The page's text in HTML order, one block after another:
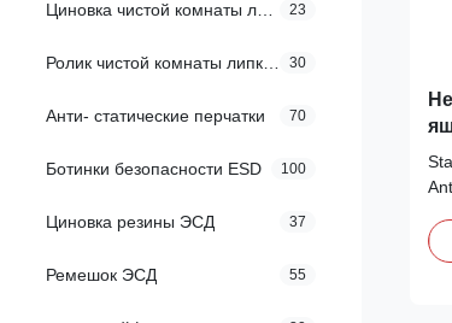
23
30
Анти- статические перчатки 70
Ботинки безопасности ESD 100
Циновка резины ЭСД 37
Ремешок ЭСД 55